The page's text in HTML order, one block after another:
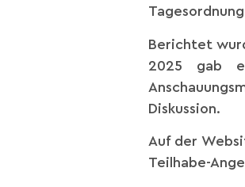
Berichtet
2025 gab
Diskussion.
Auf der
Teilhabe-